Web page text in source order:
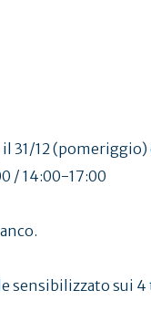
31/12 (pomeriggio)
/ 14:00-17:00
sensibilizzato sui